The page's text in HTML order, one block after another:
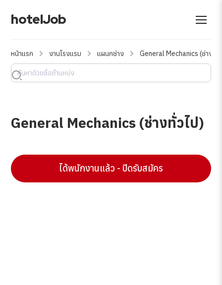
hotelJob
หน้าแรก งานโรงแรม แผนกช่าง General Mechanics (ช่างทั่ว
General Mechanics (ช่างทั่วไป)
ได้พนักงานแล้ว - ปิดรับสมัคร